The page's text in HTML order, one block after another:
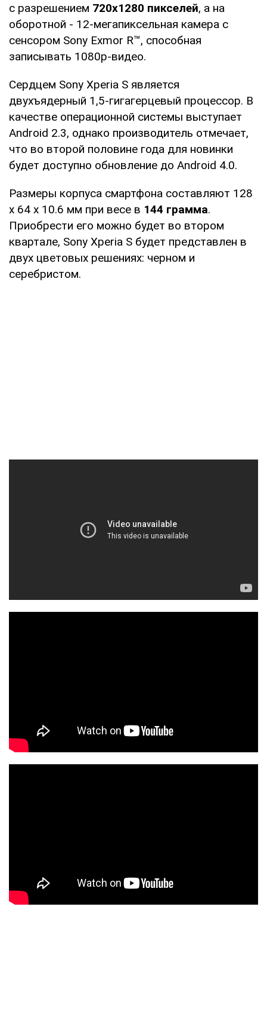
с разрешением 720х1280 пикселей, а на
оборотной - 12-мегапиксельная камера с
сенсором Sony Exmor R™, способная
записывать 1080p-видео.
Сердцем Sony Xperia S является
двухъядерный 1,5-гигагерцевый процессор. В
качестве операционной системы выступает
Android 2.3, однако производитель отмечает,
что во второй половине года для новинки
будет доступно обновление до Android 4.0.
Размеры корпуса смартфона составляют 128
x 64 x 10.6 мм при весе в 144 грамма.
Приобрести его можно будет во втором
квартале, Sony Xperia S будет представлен в
двух цветовых решениях: черном и
серебристом.